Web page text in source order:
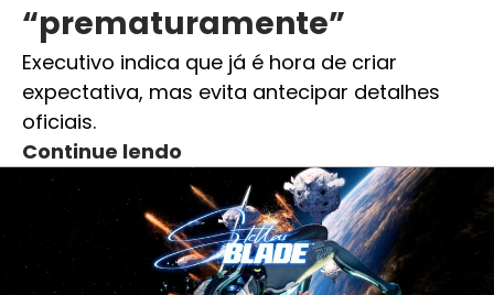
“prematuramente”
Executivo indica que já é hora de criar
expectativa, mas evita antecipar detalhes
oficiais.
Continue lendo